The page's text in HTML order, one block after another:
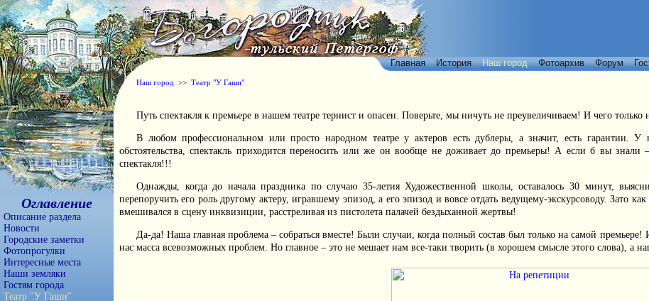
Оглавление
Описание раздела
Новости
Городские заметки
Фотопрогулки
Интересные места
Наши земляки
Гостям города
Театр "У Гаши"
Главная История Наш город Фотоархив Форум
Наш город >> Театр "У Гаши"
Путь спектакля к премьере в нашем театре тернист и опасен. Поверьте, мы ничуть не преувеличиваем! И чего только
В любом профессиональном или просто народном театре у актеров есть дублеры, а значит, есть гарантии.
обстоятельства, спектакль приходится переносить или же он вообще не доживает до премьеры! А если б вы знали –
спектакля!!!
Однажды, когда до начала праздника по случаю 35-летия Художественной школы, оставалось 30 минут,
перепоручить его роль другому актеру, игравшему эпизод, а его эпизод и вовсе отдать ведущему-экскурсоводу. Зато
вмешивался в сцену инквизиции, расстреливая из пистолета палачей бездыханной жертвы!
Да-да! Наша главная проблема – собраться вместе! Были случаи, когда полный состав был только на самой
нас масса всевозможных проблем. Но главное – это не мешает нам все-таки творить (в хорошем смысле этого слова), а